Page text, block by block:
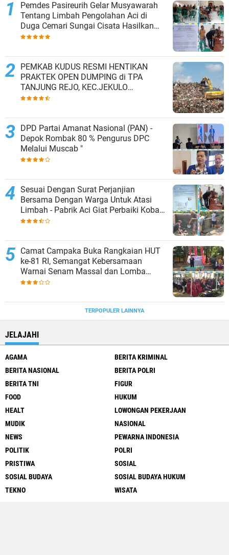
Pemdes Pasireurih Gelar Musyawarah
Tentang Limbah Pengolahan Aci di
Duga Cemari Sungai Cisata Hasilkan
Kesepakatan Tutup Sementara
PEMKAB KUDUS RESMI HENTIKAN
PRAKTEK OPEN DUMPING di TPA
TANJUNG REJO, KEC.JEKULO
KAB.KUDUS,BERLAKUKAN SISTEM
DPD Partai Amanat Nasional (PAN) -
Depok Rombak 80 % Pengurus DPC
Melalui Muscab "
Sesuai Dengan Surat Perjanjian
Bersama Dengan Warga Untuk Atasi
Limbah - Pabrik Aci Giat Perbaiki Kobak
Penampungan Air
Camat Campaka Buka Rangkaian HUT
ke-81 RI, Semangat Kebersamaan
Warnai Senam Massal dan Lomba
Karaoke Perangkat Desa
TERPOPULER LAINNYA
JELAJAHI
AGAMA
BERITA KRIMINAL
BERITA NASIONAL
BERITA POLRI
BERITA TNI
FIGUR
FOOD
HUKUM
HEALT
LOWONGAN PEKERJAAN
MUDIK
NASIONAL
NEWS
PEWARNA INDONESIA
POLITIK
POLRI
PRISTIWA
SOSIAL
SOSIAL BUDAYA
SOSIAL BUDAYA HUKUM
TEKNO
WISATA